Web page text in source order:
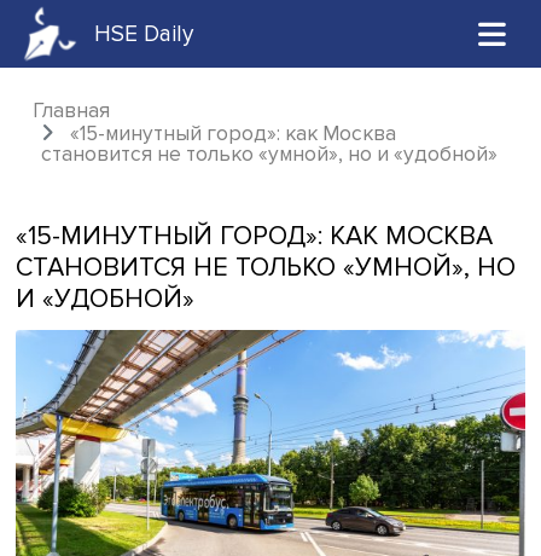
HSE Daily
Главная
«15-минутный город»: как Москва
«15-МИНУТНЫЙ ГОРОД»: КАК
СТАНОВИТСЯ НЕ ТОЛЬКО
И «УДОБНОЙ»